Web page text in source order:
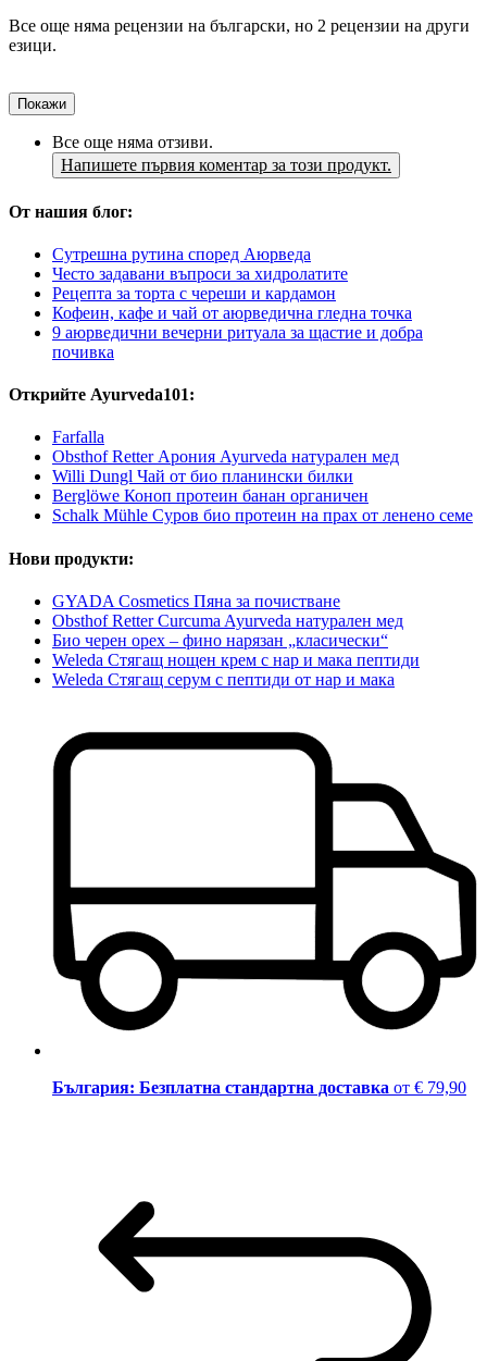
Все още няма рецензии на български, но 2 рецензии на други
езици.
Покажи
Все още няма отзиви.
Напишете първия коментар за този продукт.
От нашия блог:
Сутрешна рутина според Аюрведа
Често задавани въпроси за хидролатите
Рецепта за торта с череши и кардамон
Кофеин, кафе и чай от аюрведична гледна точка
9 аюрведични вечерни ритуала за щастие и добра
почивка
Открийте Ayurveda101:
Farfalla
Obsthof Retter Арония Ayurveda натурален мед
Willi Dungl Чай от био планински билки
Berglöwe Коноп протеин банан органичен
Schalk Mühle Суров био протеин на прах от ленено семе
Нови продукти:
GYADA Cosmetics Пяна за почистване
Obsthof Retter Curcuma Ayurveda натурален мед
Био черен орех – фино нарязан „класически“
Weleda Стягащ нощен крем с нар и мака пептиди
Weleda Стягащ серум с пептиди от нар и мака
България: Безплатна стандартна доставка от € 79,90